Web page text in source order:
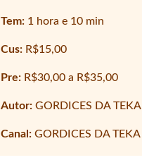
Tem: 1 hora e 10 min
Cus: R$15,00
Pre: R$30,00 a R$35,00
Autor: GORDICES DA TEKA
Canal: GORDICES DA TEKA